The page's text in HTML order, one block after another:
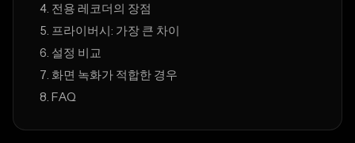
전용 레코더의 장점
프라이버시: 가장 큰 차이
설정 비교
화면 녹화가 적합한 경우
FAQ